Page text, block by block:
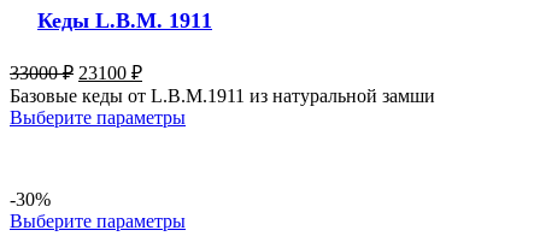
Кеды L.B.M. 1911
33000₽ 23100 ₽
Базовые кеды от L.B.M.1911 из натуральной замши
Выберите параметры
-30%
Выберите параметры